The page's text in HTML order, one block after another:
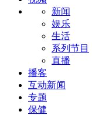
新闻
娱乐
生活
系列节目
直播
播客
互动新闻
专题
保健